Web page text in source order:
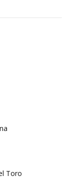
Toro